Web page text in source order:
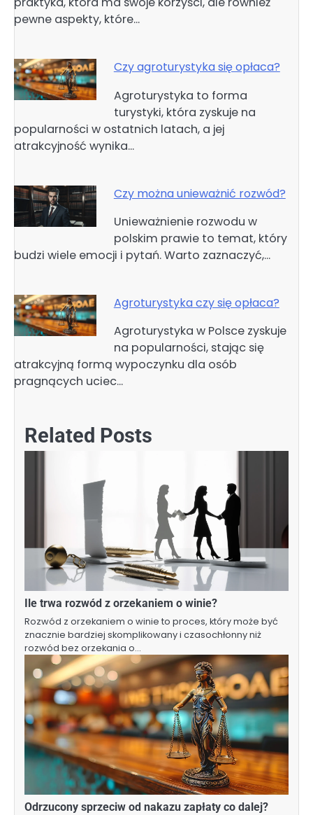
pewne aspekty, które…
Czy agroturystyka się opłaca?
Agroturystyka to forma
turystyki, która zyskuje na
popularności w ostatnich latach, a jej
atrakcyjność wynika…
Czy można unieważnić rozwód?
Unieważnienie rozwodu w
polskim prawie to temat, który
budzi wiele emocji i pytań. Warto zaznaczyć,…
Agroturystyka czy się opłaca?
Agroturystyka w Polsce zyskuje
na popularności, stając się
atrakcyjną formą wypoczynku dla osób
pragnących uciec…
Related Posts
Ile trwa rozwód z orzekaniem o winie?
Rozwód z orzekaniem o winie to proces, który może być
znacznie bardziej skomplikowany i czasochłonny niż
rozwód bez orzekania o…
Odrzucony sprzeciw od nakazu zapłaty co dalej?